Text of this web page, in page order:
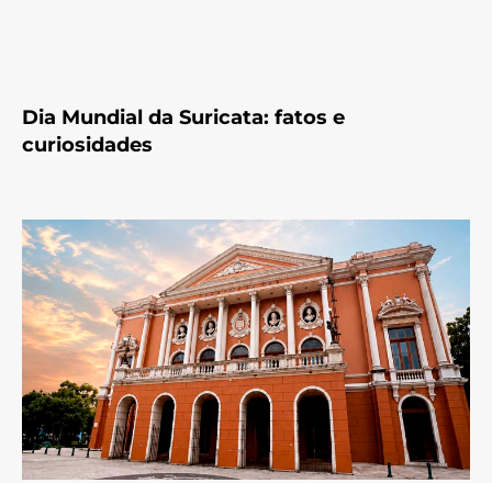
Dia Mundial da Suricata: fatos e
curiosidades